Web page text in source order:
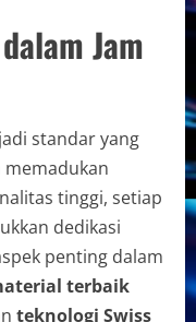
Jam
standar yang
tinggi, setiap
dedikasi
penting dalam
terbaik
teknologi Swiss